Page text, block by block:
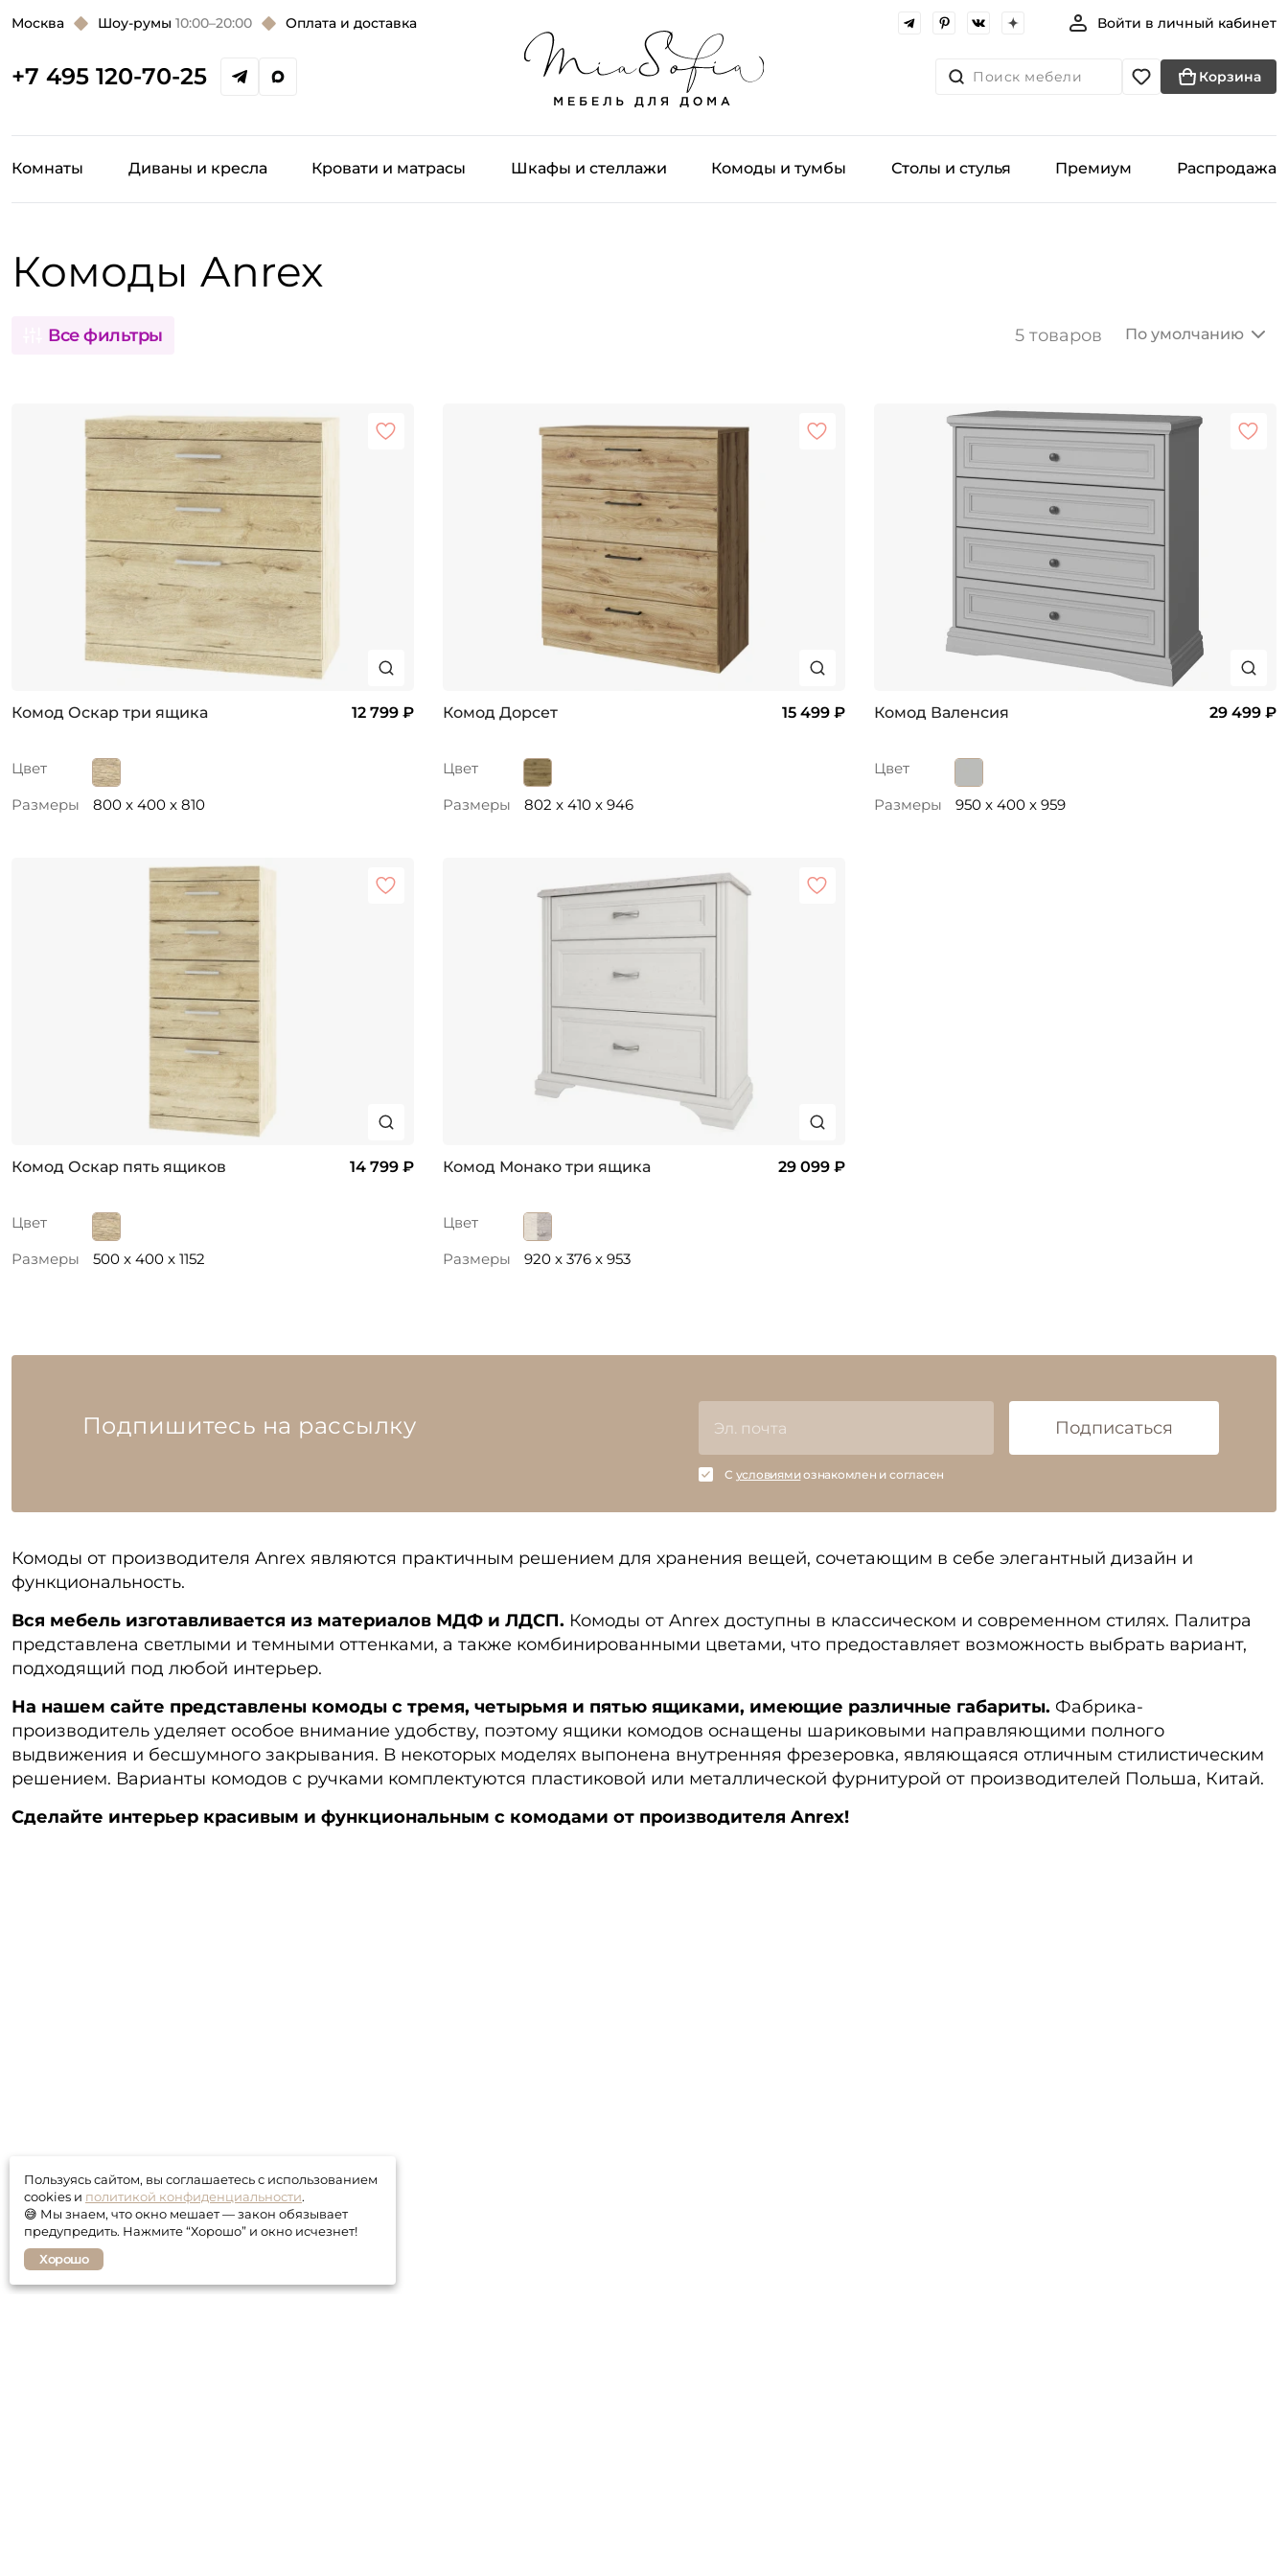
Москва Шоу-румы 10:00–20:00 Оплата и доставка Войти в личный кабинет
+7 495 120-70-25 Поиск мебели Корзина
Комнаты Диваны и кресла Кровати и матрасы Шкафы и стеллажи Комоды и тумбы Столы и стулья Премиум Распродажа
Комоды Anrex
Все фильтры 5 товаров По умолчанию
Комод Оскар три ящика 12 799 ₽
Цвет
Размеры
800 x 400 x 810
Комод Дорсет 15 499 ₽
Цвет
Размеры
802 x 410 x 946
Комод Валенсия 29 499 ₽
Цвет
Размеры
950 x 400 x 959
Комод Оскар пять ящиков 14 799 ₽
Цвет
Размеры
500 x 400 x 1152
Комод Монако три ящика 29 099 ₽
Цвет
Размеры
920 x 376 x 953
Подпишитесь на рассылку
С условиямиознакомлен и согласен
Подписаться
Комоды от производителя Anrex являются практичным решением для хранения вещей, сочетающим в себе элегантный дизайн и
функциональность.
Вся мебель изготавливается из материалов МДФ и ЛДСП. Комоды от Anrex доступны в классическом и современном стилях. Палитра
представлена светлыми и темными оттенками, а также комбинированными цветами, что предоставляет возможность выбрать вариант,
подходящий под любой интерьер.
На нашем сайте представлены комоды с тремя, четырьмя и пятью ящиками, имеющие различные габариты. Фабрика-
производитель уделяет особое внимание удобству, поэтому ящики комодов оснащены шариковыми направляющими полного
выдвижения и бесшумного закрывания. В некоторых моделях выпонена внутренняя фрезеровка, являющаяся отличным стилистическим
решением. Варианты комодов с ручками комплектуются пластиковой или металлической фурнитурой от производителей Польша, Китай.
Сделайте интерьер красивым и функциональным с комодами от производителя Anrex!
Пользуясь сайтом, вы соглашаетесь с использованием
cookies и политикой конфиденциальности.
😅 Мы знаем, что окно мешает — закон обязывает
предупредить. Нажмите “Хорошо” и окно исчезнет!
Хорошо